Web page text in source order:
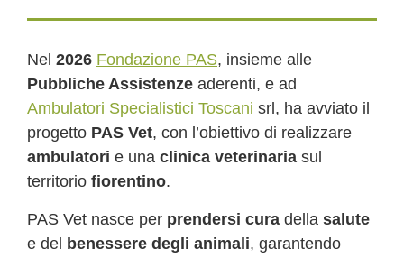
Nel 2026 Fondazione PAS, insieme alle
Pubbliche Assistenze aderenti, e ad
Ambulatori Specialistici Toscani srl, ha avviato il
progetto PAS Vet, con l’obiettivo di realizzare
ambulatori e una clinica veterinaria sul
territorio fiorentino.
PAS Vet nasce per prendersi cura della salute
e del benessere degli animali, garantendo